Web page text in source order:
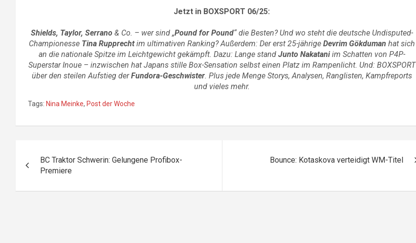
Jetzt in BOXSPORT 06/25:
Shields, Taylor, Serrano& Co. – wer sind „Pound for Pound“ die Besten? Und wo steht die deutsche Undisputed-
Championesse Tina Rupprechtim ultimativen Ranking? Außerdem: Der erst 25-jährige Devrim Gökduman hat sich
an die nationale Spitze im Leichtgewicht gekämpft. Dazu: Lange stand Junto Nakataniim Schatten von P4P-
Superstar Inoue – inzwischen hat Japans stille Box-Sensation selbst einen Platz im Rampenlicht. Und: BOXSPORT
über den steilen Aufstieg derFundora-Geschwister. Plus jede Menge Storys, Analysen, Ranglisten, Kampfreports
und vieles mehr.
Tags: Nina Meinke, Post der Woche
BC Traktor Schwerin: Gelungene Profibox-
Premiere
Bounce: Kotaskova verteidigt WM-Titel